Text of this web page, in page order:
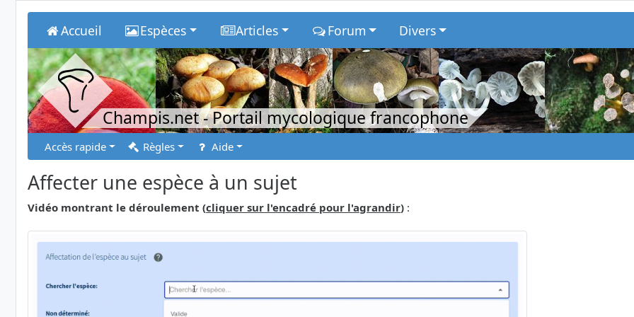
Accueil Espèces Articles Forum Divers
Champis.net- Portail mycologique francophone
Accès rapide Règles Aide
Affecter une espèce à un sujet
Vidéo montrant le déroulement (cliquer sur l'encadré pour l'agrandir) :